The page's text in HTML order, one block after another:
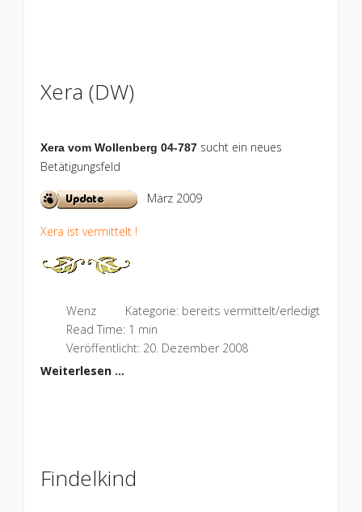
Xera (DW)
Xera vom Wollenberg 04-787sucht ein neues
Betätigungsfeld
März 2009
Xera ist vermittelt !
Wenz Kategorie: bereits vermittelt/erledigt
Read Time: 1 min
Veröffentlicht: 20. Dezember 2008
Weiterlesen …
Findelkind